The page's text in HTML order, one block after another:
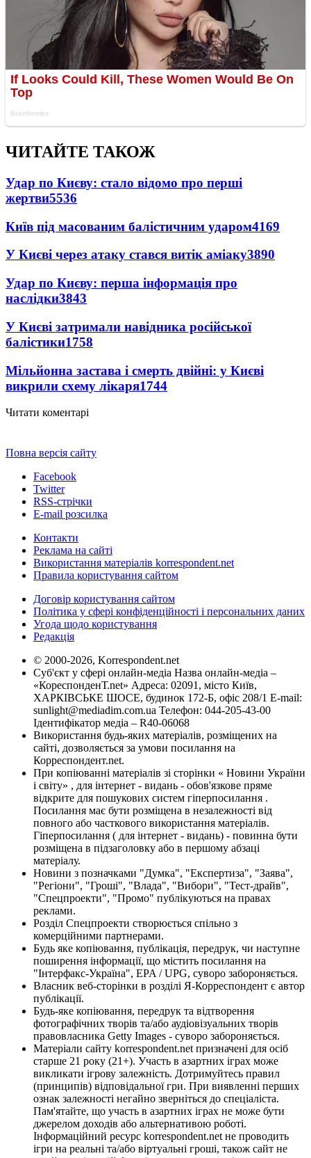
ЧИТАЙТЕ ТАКОЖ
Удар по Києву: стало відомо про перші
жертви5536
Київ під масованим балістичним ударом4169
У Києві через атаку стався витік аміаку3890
Удар по Києву: перша інформація про
наслідки3843
У Києві затримали навідника російської
балістики1758
Мільйонна застава і смерть двійні: у Києві
викрили схему лікаря1744
Читати коментарі
Повна версія сайту
Facebook
Twitter
RSS-стрічки
E-mail розсилка
Контакти
Реклама на сайті
Використання матеріалів korrespondent.net
Правила користування сайтом
Договір користування сайтом
Політика у сфері конфіденційності і персональних даних
Угода щодо користування
Редакція
© 2000-2026, Korrespondent.net
Суб'єкт у сфері онлайн-медіа Назва онлайн-медіа –
«КореспонденТ.net» Адреса: 02091, місто Київ,
ХАРКІВСЬКЕ ШОСЕ, будинок 172-Б, офіс 208/1 E-mail:
sunlight@mediadim.com.ua Телефон: 044-205-43-00
Ідентифікатор медіа – R40-06068
Використання будь-яких матеріалів, розміщених на
сайті, дозволяється за умови посилання на
Корреспондент.net.
При копіюванні матеріалів зі сторінки « Новини України
і світу» , для інтернет - видань - обов'язкове пряме
відкрите для пошукових систем гіперпосилання .
Посилання має бути розміщена в незалежності від
повного або часткового використання матеріалів.
Гіперпосилання ( для інтернет - видань) - повинна бути
розміщена в підзаголовку або в першому абзаці
матеріалу.
Новини з позначками "Думка", "Експертиза", "Заява",
"Регіони", "Гроші", "Влада", "Вибори", "Тест-драйв",
"Спецпроекти", "Промо" публікуються на правах
реклами.
Розділ Спецпроекти створюється спільно з
комерційними партнерами.
Будь яке копіювання, публікація, передрук, чи наступне
поширення інформації, що містить посилання на
"Інтерфакс-Україна", EPA / UPG, суворо забороняється.
Власник веб-сторінки в розділі Я-Корреспондент є автор
публікації.
Будь-яке копіювання, передрук та відтворення
фотографічних творів та/або аудіовізуальних творів
правовласника Getty Images - суворо забороняється.
Матеріали сайту korrespondent.net призначені для осіб
старше 21 року (21+). Участь в азартних іграх може
викликати ігрову залежність. Дотримуйтесь правил
(принципів) відповідальної гри. При виявленні перших
ознак залежності негайно зверніться до спеціаліста.
Пам'ятайте, що участь в азартних іграх не може бути
джерелом доходів або альтернативою роботі.
Інформаційний ресурс korrespondent.net не проводить
ігри на реальні та/або віртуальні гроші, також сайт не